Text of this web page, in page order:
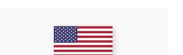
快適さ
全て